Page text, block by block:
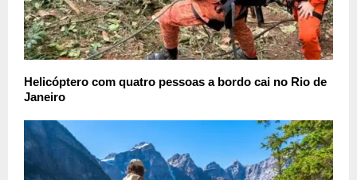
Helicóptero com quatro pessoas a bordo cai no Rio de
Janeiro